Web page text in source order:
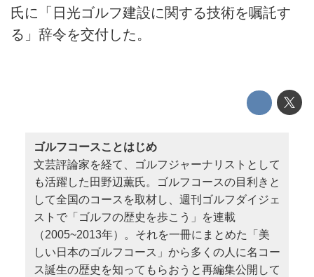
氏に「日光ゴルフ建設に関する技術を嘱託す
る」辞令を交付した。
ゴルフコースことはじめ
文芸評論家を経て、ゴルフジャーナリストとして
も活躍した田野辺薫氏。ゴルフコースの目利きと
して全国のコースを取材し、週刊ゴルフダイジェ
ストで「ゴルフの歴史を歩こう」を連載
（2005~2013年）。それを一冊にまとめた「美
しい日本のゴルフコース」から多くの人に名コー
ス誕生の歴史を知ってもらおうと再編集公開して